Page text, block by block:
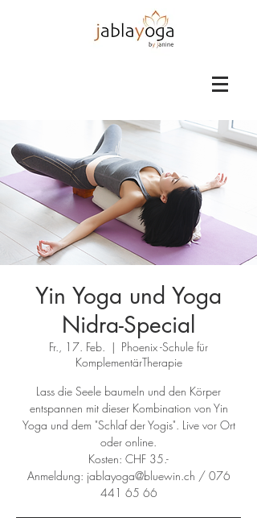
Yin Yoga und Yoga
Nidra-Special
Fr., 17. Feb.
  |
Phoenix -Schule für
KomplementärTherapie
Lass die Seele baumeln und den Körper
entspannen mit dieser Kombination von Yin
Yoga und dem "Schlaf der Yogis". Live vor Ort
oder online.
Kosten: CHF 35.-
Anmeldung: jablayoga@bluewin.ch / 076